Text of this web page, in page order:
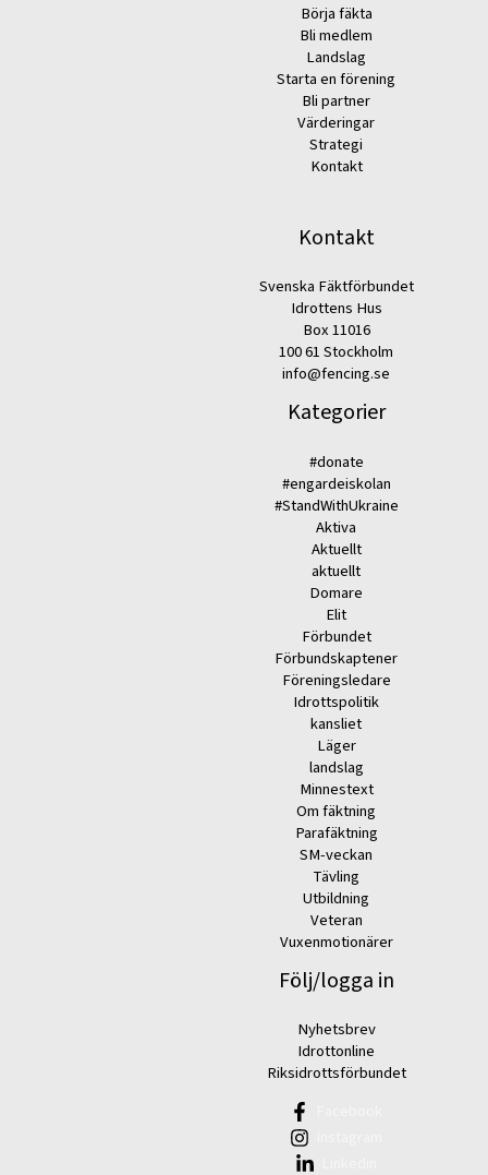
Börja fäkta
Bli medlem
Landslag
Starta en förening
Bli partner
Värderingar
Strategi
Kontakt
Kontakt
Svenska Fäktförbundet
Idrottens Hus
Box 11016
100 61 Stockholm
info@fencing.se
Kategorier
#donate
#engardeiskolan
#StandWithUkraine
Aktiva
Aktuellt
aktuellt
Domare
Elit
Förbundet
Förbundskaptener
Föreningsledare
Idrottspolitik
kansliet
Läger
landslag
Minnestext
Om fäktning
Parafäktning
SM-veckan
Tävling
Utbildning
Veteran
Vuxenmotionärer
Följ/logga in
Nyhetsbrev
Idrottonline
Riksidrottsförbundet